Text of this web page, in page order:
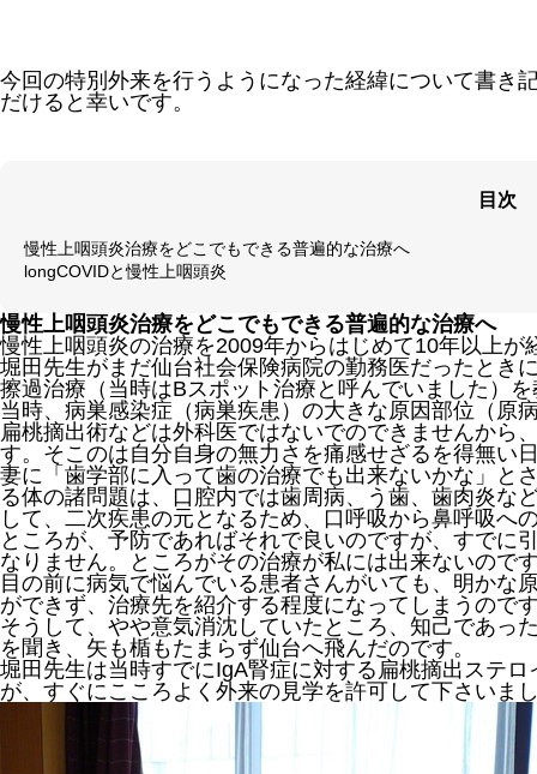
今回の特別外来を行うようになった経緯について書き
だけると幸いです。
目次
慢性上咽頭炎治療をどこでもできる普遍的な治療へ
longCOVIDと慢性上咽頭炎
慢性上咽頭炎治療をどこでもできる普遍的な治療へ
慢性上咽頭炎の治療を2009年からはじめて10年以上が
堀田先生がまだ仙台社会保険病院の勤務医だったとき
擦過治療（当時はBスポット治療と呼んでいました）
当時、病巣感染症（病巣疾患）の大きな原因部位（原
扁桃摘出術などは外科医ではないでのできませんから
す。そこのは自分自身の無力さを痛感せざるを得無い
妻に「歯学部に入って歯の治療でも出来ないかな」と
る体の諸問題は、口腔内では歯周病、う歯、歯肉炎な
して、二次疾患の元となるため、口呼吸から鼻呼吸へ
ところが、予防であればそれで良いのですが、すでに
なりません。ところがその治療が私には出来ないので
目の前に病気で悩んでいる患者さんがいても、明かな
ができず、治療先を紹介する程度になってしまうので
そうして、やや意気消沈していたところ、知己であっ
を聞き、矢も楯もたまらず仙台へ飛んだのです。
堀田先生は当時すでにIgA腎症に対する扁桃摘出ステ
が、すぐにこころよく外来の見学を許可して下さいま